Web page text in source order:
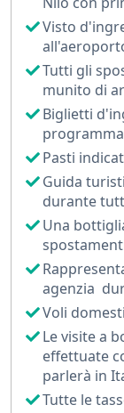
Ogni tappa
grandezza
e geroglifici
proseguirai
coinvolgente.
Ammirerai le
Sfinge,
la Piramide a
Grande
più
Il tour
visita alla
Moschea di
d’Alabastro,
mozzafiato sulla
Visto
Tutti gli
munito di
Biglietti
programma
Pasti
Guida
durante
Una
agenzia
Voli
Le visite a
effettuate
parlerà in
Tutte le